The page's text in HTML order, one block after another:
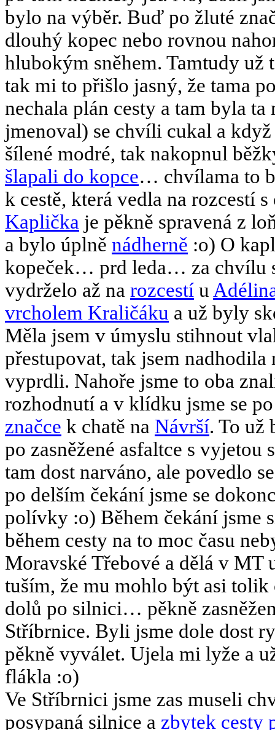
bylo na výběr. Buď po žluté
dlouhý kopec nebo rovnou
hlubokým sněhem. Tamtudy už
tak mi to přišlo jasný, že tama
nechala plán cesty a tam byla ta
jmenoval) se chvíli cukal a
šílené modré, tak nakopnul
šlapali do kopce… chvílama to
k cestě, která vedla na rozcestí
Kaplička je pěkně spravená z
a bylo úplně nádherně :o) O
kopeček… prd leda… za chvílu
vydrželo až na rozcestí u
vrcholem Kraličáku a už byly
Měla jsem v úmyslu stihnout
přestupovat, tak jsem
vyprdli. Nahoře jsme to oba
rozhodnutí a v klídku jsme se
značce k chatě na Návrší. To už
po zasněžené asfaltce s
tam dost narváno, ale povedlo
po delším čekání jsme se
polívky :o) Během čekání jsme
během cesty na to moc času
Moravské Třebové a dělá v MT
tuším, že mu mohlo být asi
dolů po silnici… pěkně
Stříbrnice. Byli jsme dole dost
pěkně vyválet. Ujela mi lyže a
flákla :o)
Ve Stříbrnici jsme zas museli
posypaná silnice a zbytek cesty